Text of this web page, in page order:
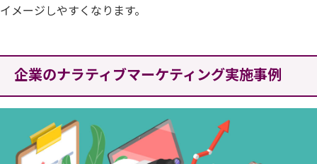
イメージしやすくなります。
企業のナラティブマーケティング実施事例